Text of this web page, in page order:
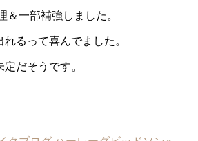
＆一部補強しました。
るって喜んでました。
だそうです。